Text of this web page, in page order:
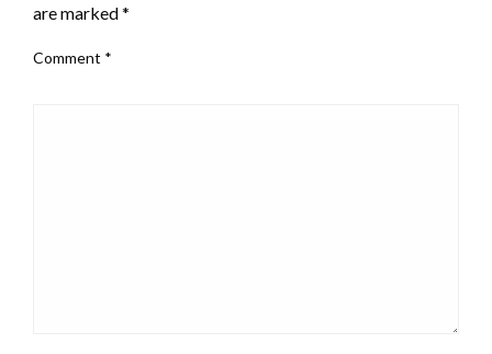
are marked*
Comment *